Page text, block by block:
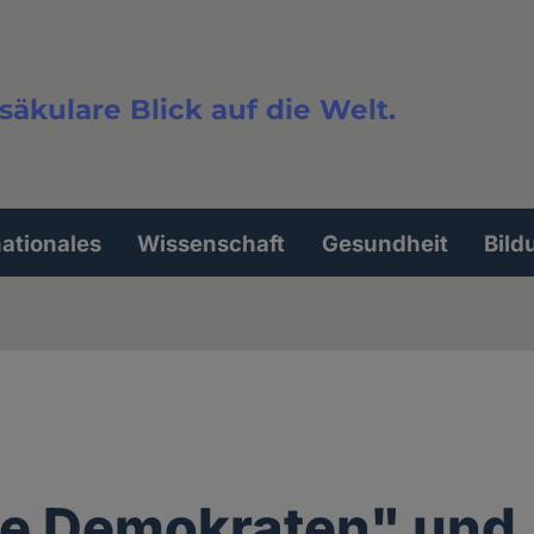
Blick auf die Welt.
Wissenschaft Gesundheit